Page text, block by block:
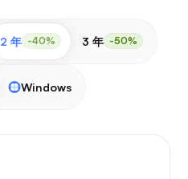
2 年 -40% 3 年 -50%
Windows